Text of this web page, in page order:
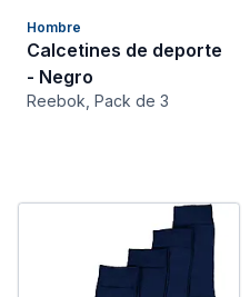
Hombre
Calcetines de deporte
- Negro
Reebok, Pack de 3